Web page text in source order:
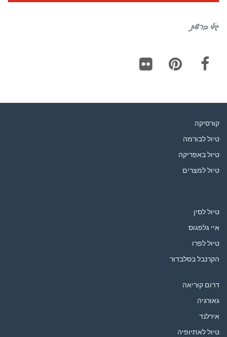
גילי ברשת
קורסיקה
טיול לבורמה
טיול באפריקה
טיול למצרים
טיול לסין
איי גלפגוס
טיול לפרו
הקרנבל בסלבדור
דרום קוריאה
גאורגיה
אירלנד
טיול לאתיופיה